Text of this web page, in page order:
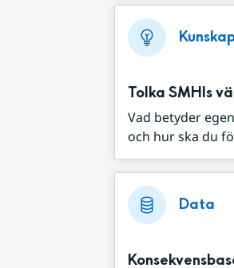
Tolka SMHIs
Vad betyder
och hur ska du
Data